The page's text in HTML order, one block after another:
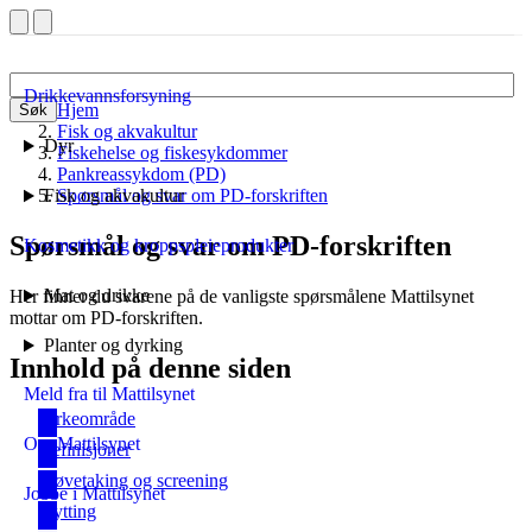
Søk
Drikkevannsforsyning
Dyr
Fisk og akvakultur
Kosmetikk og kroppspleieprodukter
Mat og drikke
Planter og dyrking
Meld fra til Mattilsynet
Om Mattilsynet
Jobbe i Mattilsynet
Hjem
Fisk og akvakultur
Fiskehelse og fiskesykdommer
Pankreassykdom (PD)
Spørsmål og svar om PD-forskriften
Spørsmål og svar om PD-forskriften
Her finner du svarene på de vanligste spørsmålene Mattilsynet
mottar om PD-forskriften.
Innhold på denne siden
Virkeområde
Definisjoner
Prøvetaking og screening
Flytting